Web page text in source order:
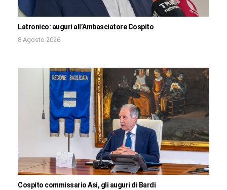
Latronico: auguri all’Ambasciatore Cospito
8 Agosto 2026
Cospito commissario Asi, gli auguri di Bardi